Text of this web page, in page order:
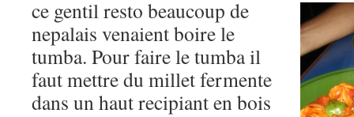
ce gentil resto beaucoup de
nepalais venaient boire le
tumba. Pour faire le tumba il
faut mettre du millet fermente
dans un haut recipiant en bois